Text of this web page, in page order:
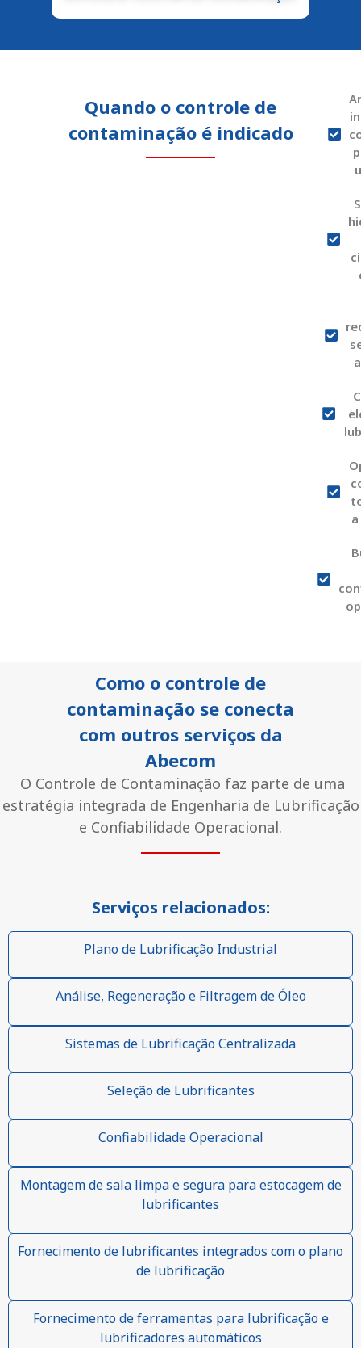
Quando o controle de
contaminação é indicado
Como o controle de
contaminação se conecta
com outros serviços da
Abecom
O Controle de Contaminação faz parte de uma
estratégia integrada de Engenharia de Lubrificação
e Confiabilidade Operacional.
Serviços relacionados:
Plano de Lubrificação Industrial
Análise, Regeneração e Filtragem de Óleo
Sistemas de Lubrificação Centralizada
Seleção de Lubrificantes
Confiabilidade Operacional
Montagem de sala limpa e segura para estocagem de
lubrificantes
Fornecimento de lubrificantes integrados com o plano
de lubrificação
Fornecimento de ferramentas para lubrificação e
lubrificadores automáticos